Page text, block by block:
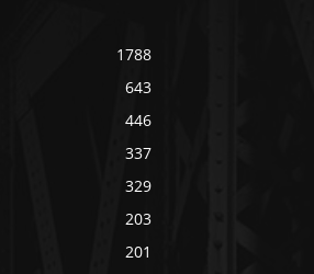
1788
643
446
337
329
203
201